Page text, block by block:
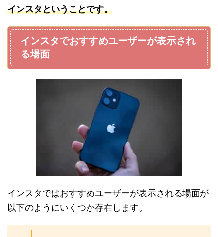
インスタということです。
インスタでおすすめユーザーが表示され
る場面
インスタではおすすめユーザーが表示される場面が
以下のようにいくつか存在します。